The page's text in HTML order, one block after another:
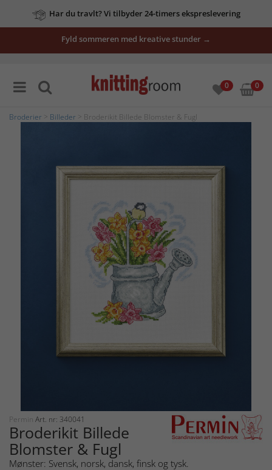
Har du travlt? Vi tilbyder 24-timers ekspreslevering
Fyld sommeren med kreative stunder →
0 0
Broderier Billeder > Broderikit Billede Blomster & Fugl
Permin Art. nr: 340041
Broderikit Billede
Blomster & Fugl
Mønster: Svensk, norsk, dansk, finsk og tysk.